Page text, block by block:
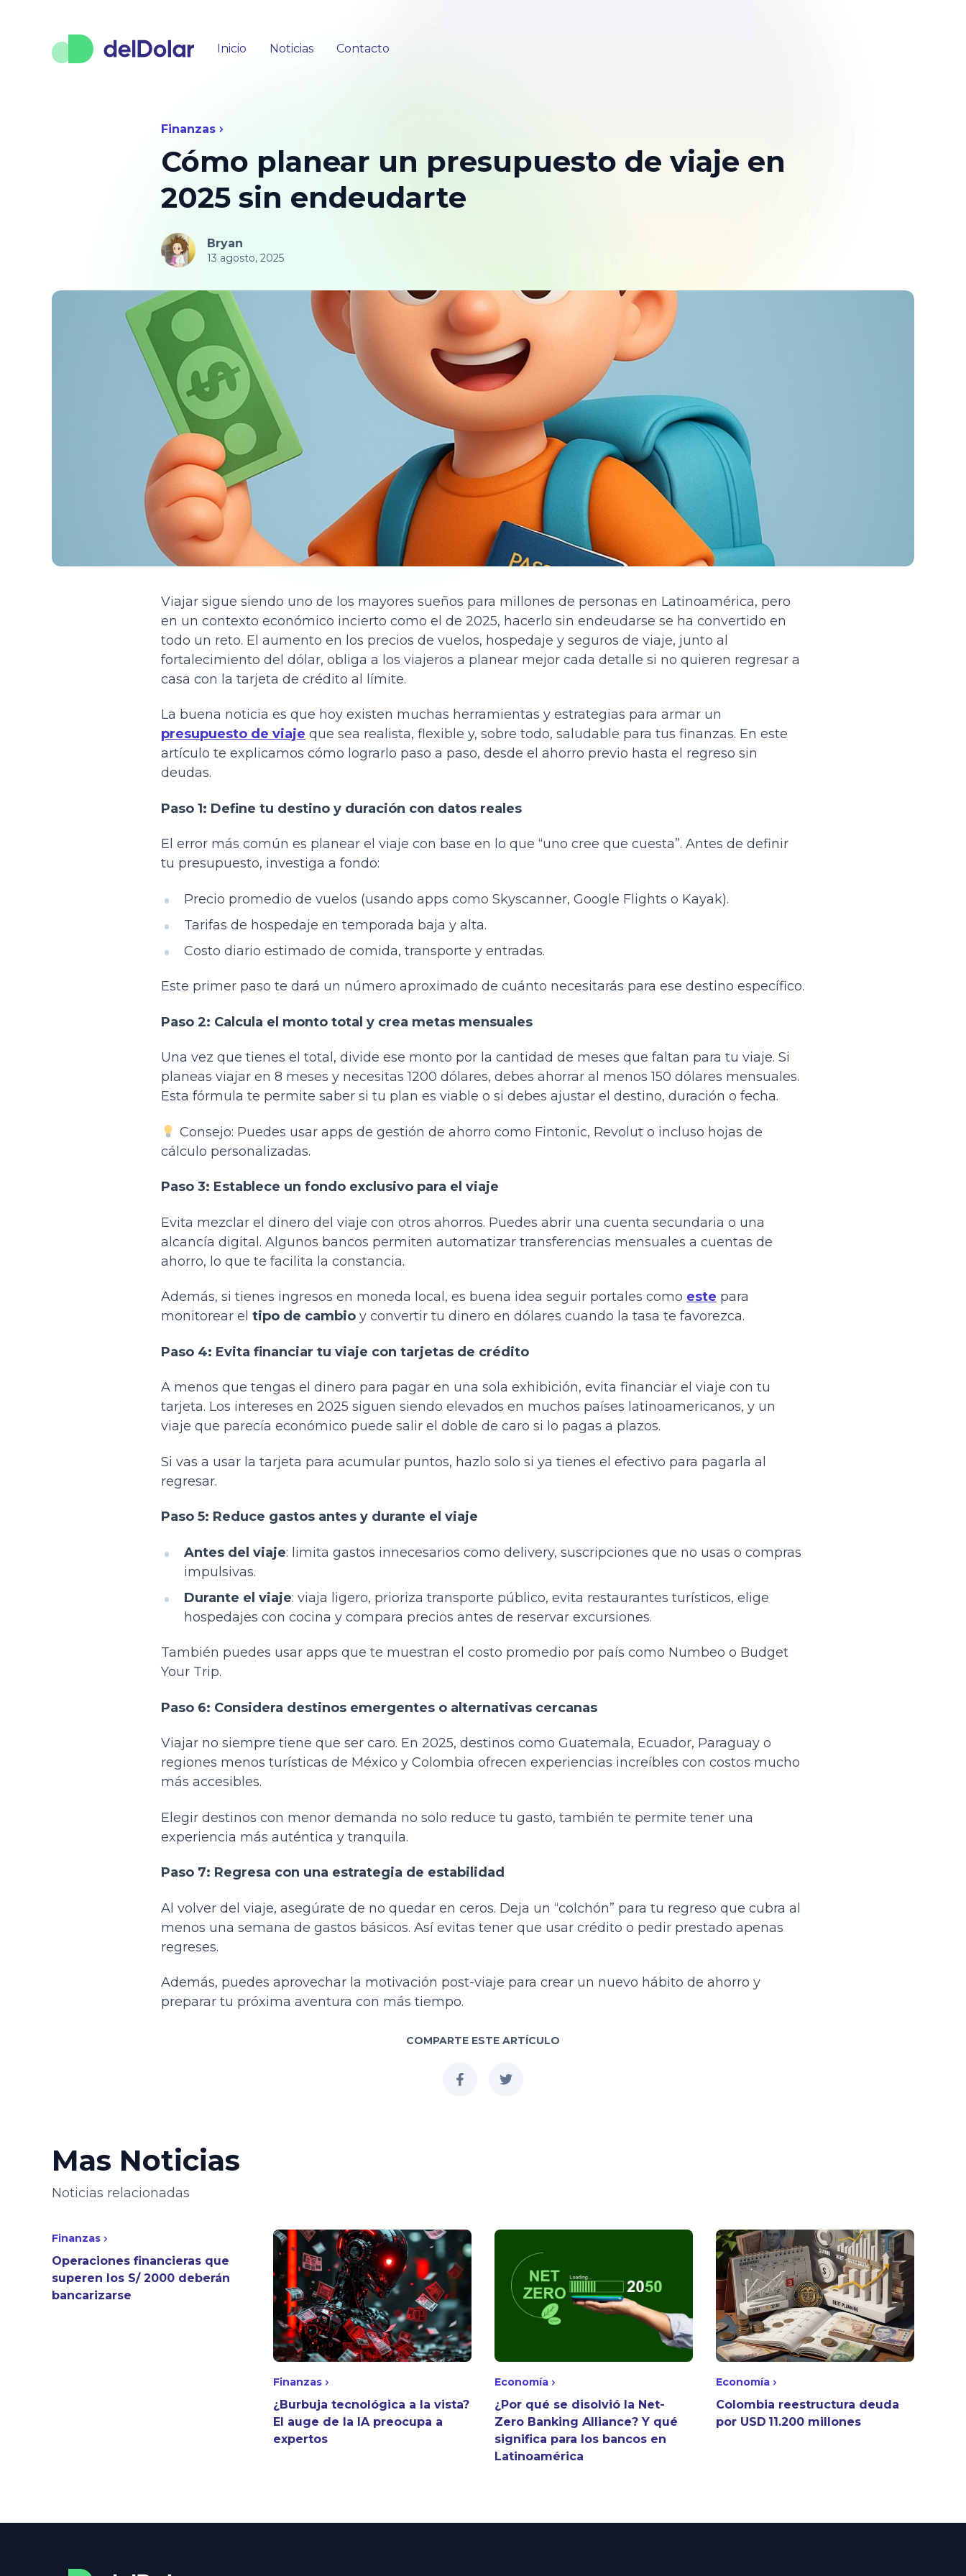
Inicio Noticias Contacto
Finanzas
Cómo planear un presupuesto de viaje en
2025 sin endeudarte
Bryan
13 agosto, 2025
Viajar sigue siendo uno de los mayores sueños para millones de personas en Latinoamérica, pero
en un contexto económico incierto como el de 2025, hacerlo sin endeudarse se ha convertido en
todo un reto. El aumento en los precios de vuelos, hospedaje y seguros de viaje, junto al
fortalecimiento del dólar, obliga a los viajeros a planear mejor cada detalle si no quieren regresar a
casa con la tarjeta de crédito al límite.
La buena noticia es que hoy existen muchas herramientas y estrategias para armar un
presupuesto de viaje que sea realista, flexible y, sobre todo, saludable para tus finanzas. En este
artículo te explicamos cómo lograrlo paso a paso, desde el ahorro previo hasta el regreso sin
deudas.
Paso 1: Define tu destino y duración con datos reales
El error más común es planear el viaje con base en lo que “uno cree que cuesta”. Antes de definir
tu presupuesto, investiga a fondo:
Precio promedio de vuelos (usando apps como Skyscanner, Google Flights o Kayak).
Tarifas de hospedaje en temporada baja y alta.
Costo diario estimado de comida, transporte y entradas.
Este primer paso te dará un número aproximado de cuánto necesitarás para ese destino específico.
Paso 2: Calcula el monto total y crea metas mensuales
Una vez que tienes el total, divide ese monto por la cantidad de meses que faltan para tu viaje. Si
planeas viajar en 8 meses y necesitas 1200 dólares, debes ahorrar al menos 150 dólares mensuales.
Esta fórmula te permite saber si tu plan es viable o si debes ajustar el destino, duración o fecha.
Consejo: Puedes usar apps de gestión de ahorro como Fintonic, Revolut o incluso hojas de
cálculo personalizadas.
Paso 3: Establece un fondo exclusivo para el viaje
Evita mezclar el dinero del viaje con otros ahorros. Puedes abrir una cuenta secundaria o una
alcancía digital. Algunos bancos permiten automatizar transferencias mensuales a cuentas de
ahorro, lo que te facilita la constancia.
Además, si tienes ingresos en moneda local, es buena idea seguir portales como este para
monitorear el tipo de cambio y convertir tu dinero en dólares cuando la tasa te favorezca.
Paso 4: Evita financiar tu viaje con tarjetas de crédito
A menos que tengas el dinero para pagar en una sola exhibición, evita financiar el viaje con tu
tarjeta. Los intereses en 2025 siguen siendo elevados en muchos países latinoamericanos, y un
viaje que parecía económico puede salir el doble de caro si lo pagas a plazos.
Si vas a usar la tarjeta para acumular puntos, hazlo solo si ya tienes el efectivo para pagarla al
regresar.
Paso 5: Reduce gastos antes y durante el viaje
Antes del viaje: limita gastos innecesarios como delivery, suscripciones que no usas o compras
impulsivas.
Durante el viaje: viaja ligero, prioriza transporte público, evita restaurantes turísticos, elige
hospedajes con cocina y compara precios antes de reservar excursiones.
También puedes usar apps que te muestran el costo promedio por país como Numbeo o Budget
Your Trip.
Paso 6: Considera destinos emergentes o alternativas cercanas
Viajar no siempre tiene que ser caro. En 2025, destinos como Guatemala, Ecuador, Paraguay o
regiones menos turísticas de México y Colombia ofrecen experiencias increíbles con costos mucho
más accesibles.
Elegir destinos con menor demanda no solo reduce tu gasto, también te permite tener una
experiencia más auténtica y tranquila.
Paso 7: Regresa con una estrategia de estabilidad
Al volver del viaje, asegúrate de no quedar en ceros. Deja un “colchón” para tu regreso que cubra al
menos una semana de gastos básicos. Así evitas tener que usar crédito o pedir prestado apenas
regreses.
Además, puedes aprovechar la motivación post-viaje para crear un nuevo hábito de ahorro y
preparar tu próxima aventura con más tiempo.
COMPARTE ESTE ARTÍCULO
facebooktwitter
Mas Noticias
Noticias relacionadas
Finanzas
Operaciones financieras que
superen los S/ 2000 deberán
bancarizarse
Finanzas
¿Burbuja tecnológica a la vista?
El auge de la IA preocupa a
expertos
Economía
¿Por qué se disolvió la Net-
Zero Banking Alliance? Y qué
significa para los bancos en
Latinoamérica
Economía
Colombia reestructura deuda
por USD 11.200 millones